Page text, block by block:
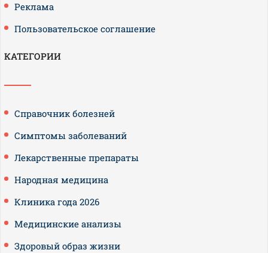
Реклама
Пользовательское соглашение
КАТЕГОРИИ
Справочник болезней
Симптомы заболеваний
Лекарственные препараты
Народная медицина
Клиника года 2026
Медицинские анализы
Здоровый образ жизни